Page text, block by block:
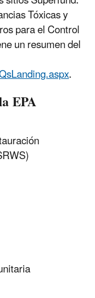
Tóxicas y
para el Control
un resumen del
.
EPA